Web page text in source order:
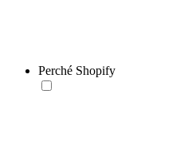
Perché Shopify